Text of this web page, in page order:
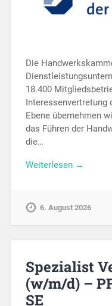
Die
18.400
Interessenvertretung
Ebene übernehmen
das Führen der
die…
Weiterlesen →
6. August 2026
Spezialist
(w/m/d) –
SE